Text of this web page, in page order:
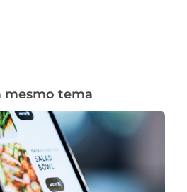
mesmo tema